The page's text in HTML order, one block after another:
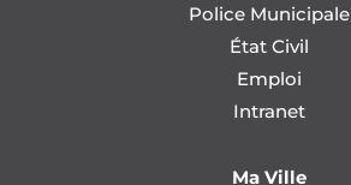
Police Municipale
État Civil
Emploi
Intranet
Ma Ville